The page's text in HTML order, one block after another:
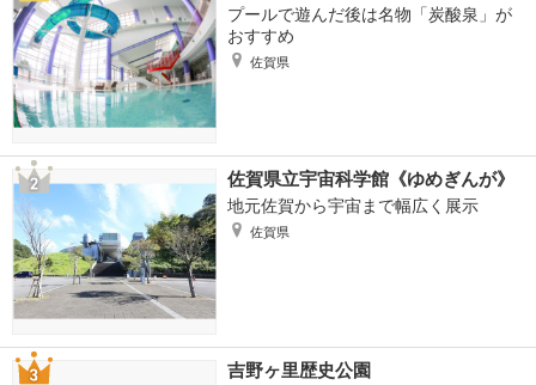
プールで遊んだ後は名物「炭酸泉」が
おすすめ
佐賀県
佐賀県立宇宙科学館《ゆめぎんが》
地元佐賀から宇宙まで幅広く展示
佐賀県
吉野ヶ里歴史公園